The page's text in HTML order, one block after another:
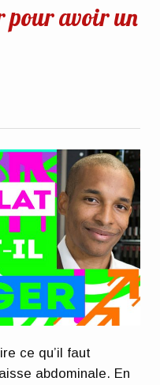
pour avoir un
ce qu’il faut
abdominale. En